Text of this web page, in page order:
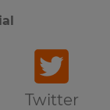
Twitter